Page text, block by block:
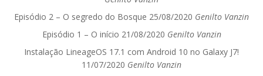
Episódio 2 – O segredo do Bosque 25/08/2020 Genilto Vanzin
Episódio 1 – O início 21/08/2020 Genilto Vanzin
Instalação LineageOS 17.1 com Android 10 no Galaxy J7!
11/07/2020 Genilto Vanzin